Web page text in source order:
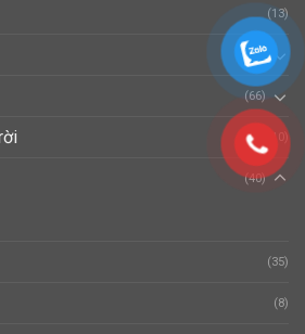
(13)
(37)
(66)
(10)
(40)
(35)
(8)